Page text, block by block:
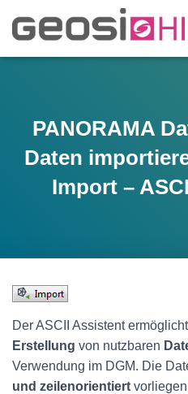
PANORAMA
Daten
Import –
Der ASCII Assistent
Erstellung von nutzbaren
Verwendung im DGM. Die
und zeilenorientiert